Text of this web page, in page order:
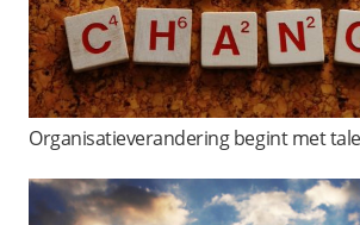
Organisatieverandering begint met